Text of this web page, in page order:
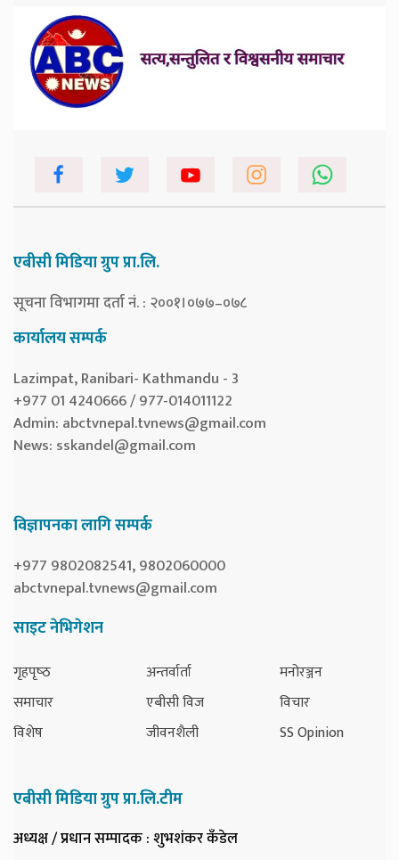
एबीसी मिडिया ग्रुप प्रा.लि.
सूचना विभागमा दर्ता नं. : २००१।०७७–०७८
कार्यालय सम्पर्क
Lazimpat, Ranibari- Kathmandu - 3
+977 01 4240666 / 977-014011122
Admin: abctvnepal.tvnews@gmail.com
News: sskandel@gmail.com
विज्ञापनका लागि सम्पर्क
+977 9802082541, 9802060000
abctvnepal.tvnews@gmail.com
साइट नेभिगेशन
गृहपृष्‍ठ
समाचार
विशेष
अन्तर्वार्ता
एबीसी विज
जीवनशैली
मनोरञ्जन
विचार
SS Opinion
एबीसी मिडिया ग्रुप प्रा.लि.टीम
अध्यक्ष / प्रधान सम्पादक: शुभशंकर कँडेल